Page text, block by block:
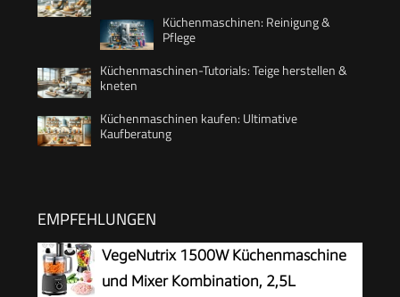
Küchenmaschinen: Reinigung &
Pflege
Küchenmaschinen-Tutorials: Teige herstellen &
kneten
Küchenmaschinen kaufen: Ultimative
Kaufberatung
EMPFEHLUNGEN
VegeNutrix 1500W Küchenmaschine
und Mixer Kombination, 2,5L